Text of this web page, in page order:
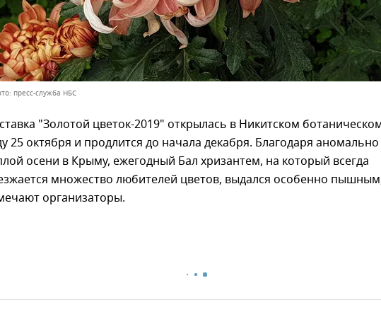
пресс-служба НБС
"Золотой цветок-2019" открылась в Никитском
25 октября и продлится до начала декабря. Благодаря аномально
осени в Крыму, ежегодный Бал хризантем, на который всегда
множество любителей цветов, выдался особенно
организаторы.